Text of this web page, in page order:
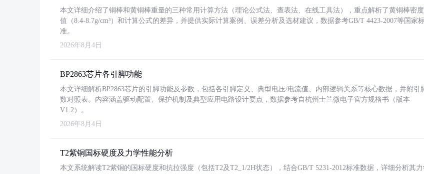
本文详细介绍了铜棒和黄铜棒重量的三种常用计算方法（理论公式法、查表法、在线工具法），重点解析了黄铜棒密
值（8.4-8.7g/cm³）和计算公式的差异，并提供实际计算案例、误差分析及选材建议，数据参考GB/T 4423-2007等国家
准。
2026年8月4日
BP2863芯片各引脚功能
本文详细解析BP2863芯片的引脚功能及参数，包括各引脚定义、典型电压/电流值、内部逻辑关系等核心数据，并附引
数对照表。内容涵盖驱动配置、保护机制及典型应用电路设计要点，数据参考自杭州士兰微电子官方规格书（版本
V1.2）。
2026年8月4日
T2紫铜国标硬度及力学性能分析
本文系统解读T2紫铜的国标硬度和抗拉强度（包括T2及T2_1/2H状态），结合GB/T 5231-2012标准数据，详细分析其